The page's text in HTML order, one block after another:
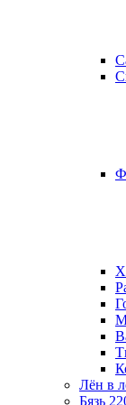
Лён в
Бязь